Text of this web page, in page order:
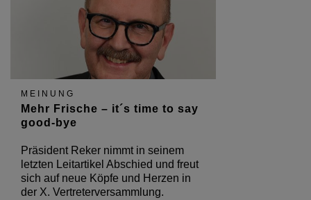
MEINUNG
Mehr Frische – it´s time to say
good-bye
Präsident Reker nimmt in seinem
letzten Leitartikel Abschied und freut
sich auf neue Köpfe und Herzen in
der X. Vertreterversammlung.